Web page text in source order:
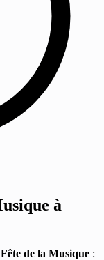
à
Fête de la Musique :